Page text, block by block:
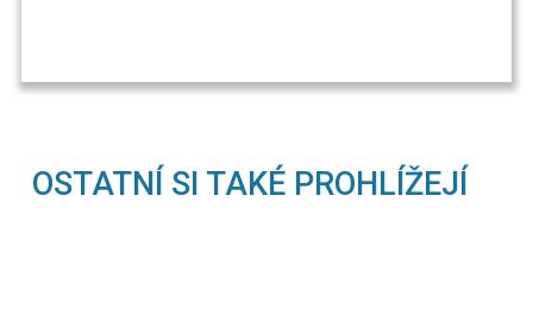
OSTATNÍ SI TAKÉ PROHLÍŽEJÍ